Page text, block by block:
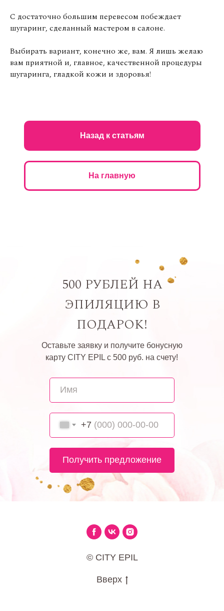
С достаточно большим перевесом побеждает
шугаринг, сделанный мастером в салоне.
Выбирать вариант, конечно же, вам. Я лишь желаю
вам приятной и, главное, качественной процедуры
шугаринга, гладкой кожи и здоровья!
Назад к статьям
На главную
+7
Получить предложение
500 РУБЛЕЙ НА
ЭПИЛЯЦИЮ В
ПОДАРОК!
Оставьте заявку и получите бонусную
карту CITY EPIL с 500 руб. на счету!
© CITY EPIL
Вверх